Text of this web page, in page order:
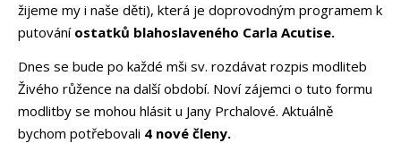
žijeme my i naše děti), která je doprovodným programem k
putování ostatků blahoslaveného Carla Acutise.
Dnes se bude po každé mši sv. rozdávat rozpis modliteb
Živého růžence na další období. Noví zájemci o tuto formu
modlitby se mohou hlásit u Jany Prchalové. Aktuálně
bychom potřebovali 4 nové členy.